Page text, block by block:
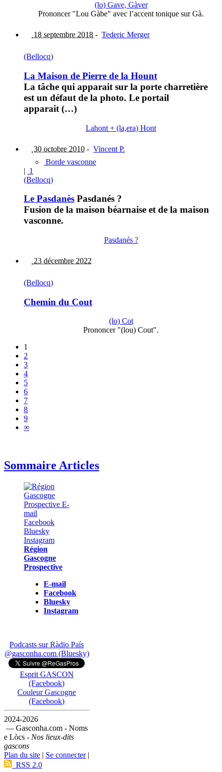
(lo) Gave, Gàver
Prononcer "Lou Gàbe" avec l’accent tonique sur Gà.
18 septembre 2018 - Tederic Merger
(Bellocq)
La Maison de Pierre de la Hount
La tâche qui apparait sur la porte charretière
est un défaut de la photo. Le portail
apparait (…)
Lahont + (la,era) Hont
30 octobre 2010 - Vincent P.
Borde vasconne
| 1
(Bellocq)
Le Pasdanès Pasdanés ?
Fusion de la maison béarnaise et de la maison
vasconne.
Pasdanés ?
23 décembre 2022
(Bellocq)
Chemin du Cout
(lo) Cot
Prononcer "(lou) Cout".
1
2
3
4
5
6
7
8
9
∞
Sommaire Articles
Région
Gascogne
Prospective
E-mail
Facebook
Bluesky
Instagram
Podcasts sur Ràdio País
@gasconha.com (Bluesky)
Esprit GASCON
(Facebook)
Couleur Gascogne
(Facebook)
2024-2026
— Gasconha.com - Noms
e Lòcs - Nos lieux-dits
gascons
Plan du site | Se connecter|
RSS 2.0